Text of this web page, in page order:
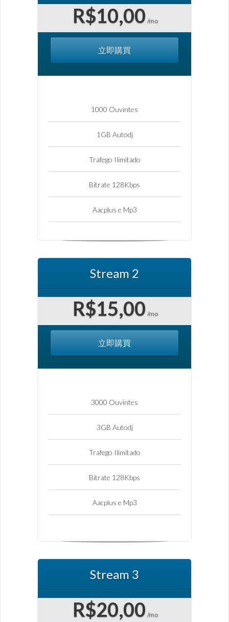
R$10,00 /mo
立即購買
1000 Ouvintes
1GB Autodj
Trafego Ilimitado
Bitrate 128Kbps
Aacplus e Mp3
Stream 2
R$15,00 /mo
立即購買
3000 Ouvintes
3GB Autodj
Trafego Ilimitado
Bitrate 128Kbps
Aacplus e Mp3
Stream 3
R$20,00 /mo